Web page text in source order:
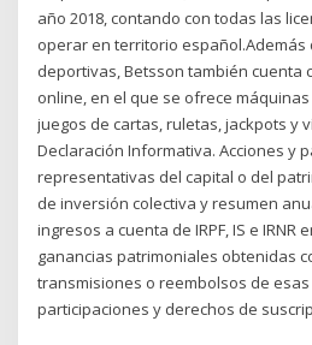
año 2018, contando con todas las
operar en territorio español.Además
deportivas, Betsson también cuenta
online, en el que se ofrece
juegos de cartas, ruletas, jackpots y
Declaración Informativa. Acciones y
representativas del capital o del
de inversión colectiva y resumen
ingresos a cuenta de IRPF, IS e IRNR
ganancias patrimoniales obtenidas
transmisiones o reembolsos de
participaciones y derechos de